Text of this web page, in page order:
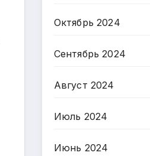
Октябрь 2024
Сентябрь 2024
Август 2024
Июль 2024
Июнь 2024